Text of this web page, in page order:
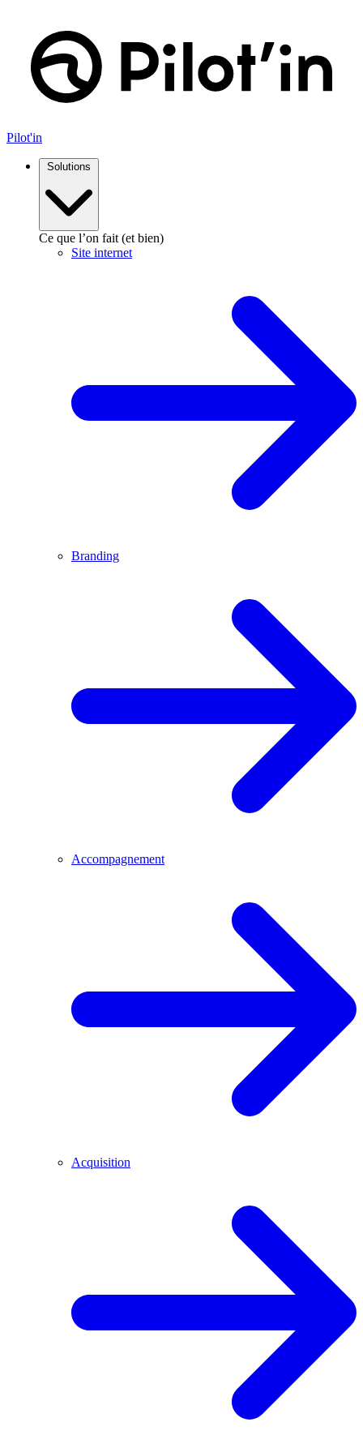
contenu
Pilot'in
Solutions
Ce que l’on fait (et bien)
Site internet
Branding
Accompagnement
Acquisition